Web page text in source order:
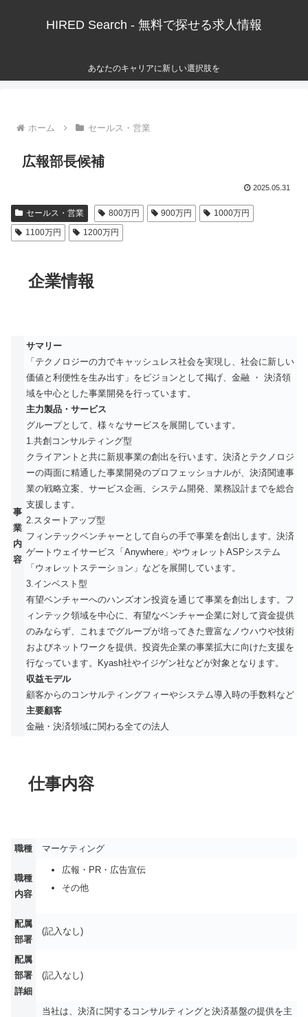
HIRED Search - 無料で探せる求人情報
あなたのキャリアに新しい選択肢を
ホーム セールス・営業
広報部長候補
2025.05.31
セールス・営業 800万円 900万円
1000万円
1100万円
1200万円
企業情報
事
業
内
容
サマリー
「テクノロジーの力でキャッシュレス社会を実現し、社会に新しい
価値と利便性を生み出す」をビジョンとして掲げ、金融 ・ 決済領
域を中心とした事業開発を行っています。
主力製品・サービス
グループとして、様々なサービスを展開しています。
1.共創コンサルティング型
クライアントと共に新規事業の創出を行います。決済とテクノロジ
ーの両面に精通した事業開発のプロフェッショナルが、決済関連事
業の戦略立案、サービス企画、システム開発、業務設計までを総合
支援します。
2.スタートアップ型
フィンテックベンチャーとして自らの手で事業を創出します。決済
ゲートウェイサービス「Anywhere」やウォレットASPシステム
「ウォレットステーション」などを展開しています。
3.インベスト型
有望ベンチャーへのハンズオン投資を通じて事業を創出します。フ
ィンテック領域を中心に、有望なベンチャー企業に対して資金提供
のみならず、これまでグループが培ってきた豊富なノウハウや技術
およびネットワークを提供。投資先企業の事業拡大に向けた支援を
行なっています。Kyash社やイジゲン社などが対象となります。
収益モデル
顧客からのコンサルティングフィーやシステム導入時の手数料など
主要顧客
金融・決済領域に関わる全ての法人
仕事内容
職種 マーケティング
職種
内容
広報・PR・広告宣伝
その他
配属
部署
(記入なし)
配属
部署
詳細
(記入なし)
当社は、決済に関するコンサルティングと決済基盤の提供を主